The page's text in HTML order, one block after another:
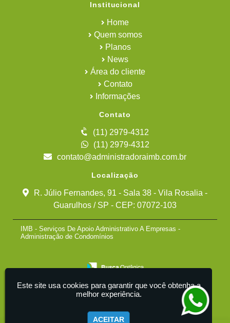
Institucional
Home
Quem somos
Planos
News
Área do cliente
Contato
Informações
Contato
(11) 2979-4312
(11) 2979-4312
contato@administradoraimb.com.br
Localização
R. Júlio Fernandes, 91 - Sala 38 - Vila Rosalia -
Guarulhos / SP - CEP: 07072-103
IMB - Serviços De Apoio Administrativo A Empresas -
Administração de Condomínios
Este site usa cookies para garantir que você obtenha a
melhor experiência.
ACEITAR